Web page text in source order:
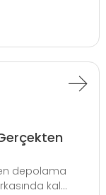
depolama
kal...